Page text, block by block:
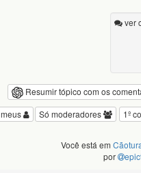
ver
Resumir tópico com os
1º
Só moderadores
Você está em
por